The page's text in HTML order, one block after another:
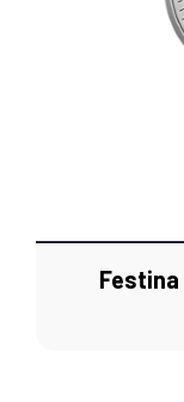
Festina